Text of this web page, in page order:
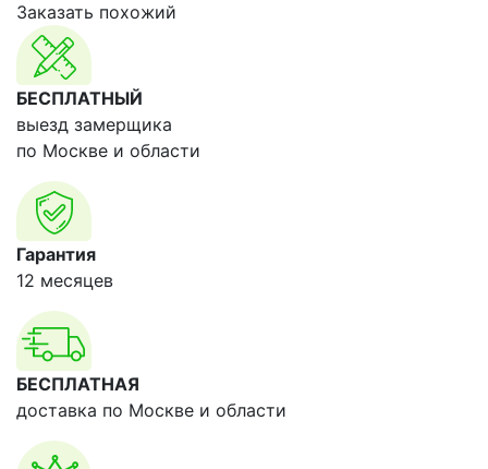
Заказать похожий
БЕСПЛАТНЫЙ
выезд замерщика
по Москве и области
Гарантия
12 месяцев
БЕСПЛАТНАЯ
доставка по Москве и области